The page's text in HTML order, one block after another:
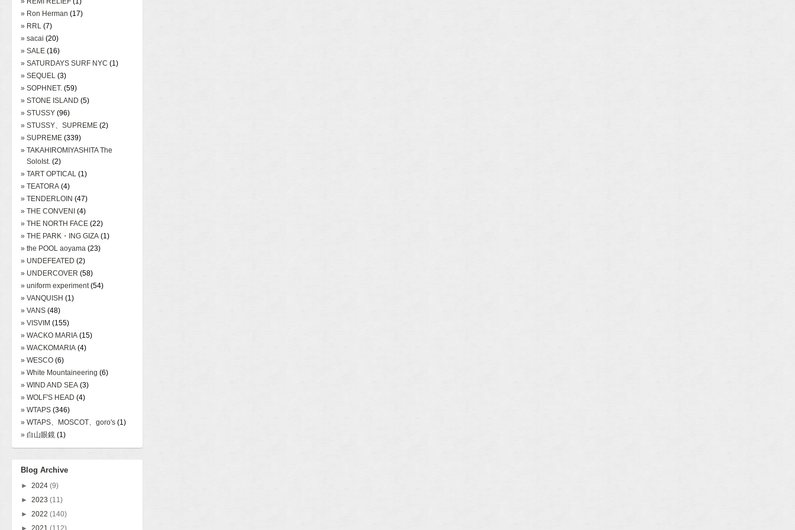
» Ron Herman (17)
» RRL (7)
» sacai (20)
» SALE (16)
» SATURDAYS SURF NYC (1)
» SEQUEL (3)
» SOPHNET. (59)
» STONE ISLAND (5)
» STUSSY (96)
» STUSSY、SUPREME (2)
» SUPREME (339)
» TAKAHIROMIYASHITA The
SoloIst. (2)
» TART OPTICAL (1)
» TEATORA (4)
» TENDERLOIN (47)
» THE CONVENI (4)
» THE NORTH FACE (22)
» THE PARK・ING GIZA (1)
» the POOL aoyama (23)
» UNDEFEATED (2)
» UNDERCOVER (58)
» uniform experiment (54)
» VANQUISH (1)
» VANS (48)
» VISVIM (155)
» WACKO MARIA (15)
» WACKOMARIA (4)
» WESCO (6)
» White Mountaineering (6)
» WIND AND SEA (3)
» WOLF'S HEAD (4)
» WTAPS (346)
» WTAPS、MOSCOT、goro's (1)
» 白山眼鏡 (1)
Blog Archive
► 2024 (9)
► 2023 (11)
► 2022 (140)
► 2021 (112)